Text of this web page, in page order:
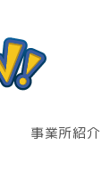
事業所紹介